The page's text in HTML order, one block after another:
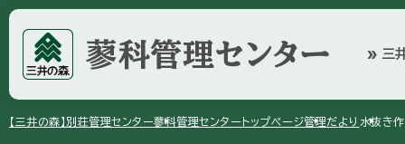
蓼科管理センター double_arrow 三
【三井の森】 別荘管理センター arrow_right
蓼科管理センター トップページ arrow_right
管理だより arrow_right
水抜き